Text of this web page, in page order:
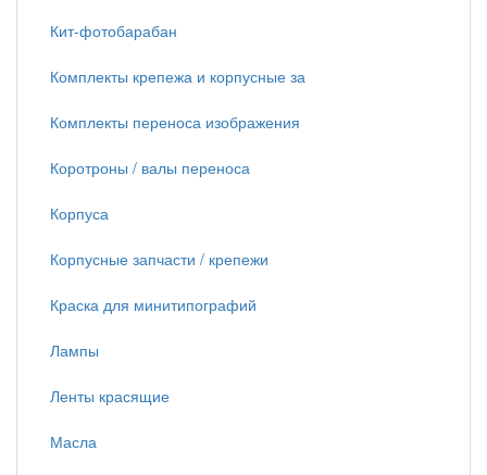
Кит-фотобарабан
Комплекты крепежа и корпусные за
Комплекты переноса изображения
Коротроны / валы переноса
Корпуса
Корпусные запчасти / крепежи
Краска для минитипографий
Лампы
Ленты красящие
Масла